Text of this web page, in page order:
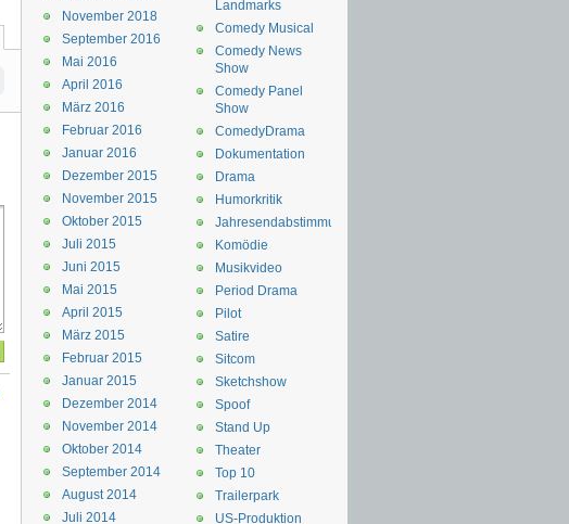
Landmarks
Comedy Musical
Comedy News
Show
Comedy Panel
Show
ComedyDrama
Dokumentation
Drama
Humorkritik
Jahresendabstimmung
Komödie
Musikvideo
Period Drama
Pilot
Satire
Sitcom
Sketchshow
Spoof
Stand Up
Theater
Top 10
Trailerpark
US-Produktion
November 2018
September 2016
Mai 2016
April 2016
März 2016
Februar 2016
Januar 2016
Dezember 2015
November 2015
Oktober 2015
Juli 2015
Juni 2015
Mai 2015
April 2015
März 2015
Februar 2015
Januar 2015
Dezember 2014
November 2014
Oktober 2014
September 2014
August 2014
Juli 2014